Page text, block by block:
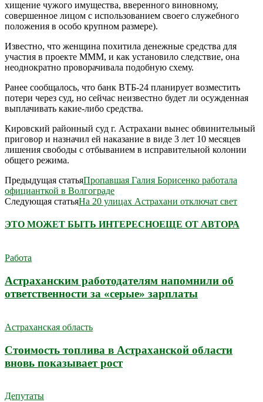
хищение чужого имущества, вверенного виновному,
совершенное лицом с использованием своего служебного
положения в особо крупном размере).
Известно, что женщина похитила денежные средства для
участия в проекте МММ, и как установило следствие, она
неоднократно проворачивала подобную схему.
Ранее сообщалось, что банк ВТБ-24 планирует возместить
потери через суд, но сейчас неизвестно будет ли осужденная
выплачивать какие-либо средства.
Кировский районный суд г. Астрахани вынес обвинительный
приговор и назначил ей наказание в виде 3 лет 10 месяцев
лишения свободы с отбыванием в исправительной колонии
общего режима.
Предыдущая статьяПропавшая Галия Борисенко работала
официанткой в Волгограде
Следующая статьяНа 20 улицах Астрахани отключат свет
ЭТО МОЖЕТ БЫТЬ ИНТЕРЕСНОЕЩЕ ОТ АВТОРА
Работа
Астраханским работодателям напомнили об
ответственности за «серые» зарплаты
Астраханская область
Стоимость топлива в Астраханской области
вновь показывает рост
Депутаты